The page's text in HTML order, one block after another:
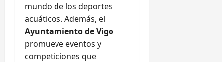
mundo de los deportes
acuáticos. Además, el
Ayuntamiento de Vigo
promueve eventos y
competiciones que